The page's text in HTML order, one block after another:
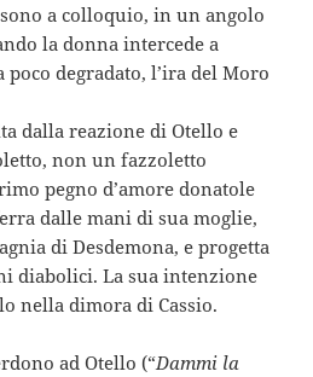
a colloquio, in un angolo
la donna intercede a
degradato, l’ira del Moro
dalla reazione di Otello e
non un fazzoletto
pegno d’amore donatole
dalle mani di sua moglie,
di Desdemona, e progetta
diabolici. La sua intenzione
nella dimora di Cassio.
ad Otello (“Dammi la